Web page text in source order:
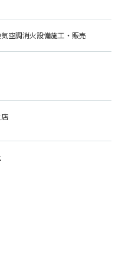
空調消火設備施工・販売